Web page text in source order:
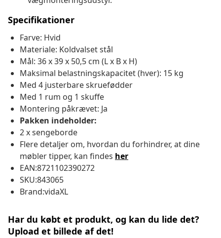
Specifikationer
Farve: Hvid
Materiale: Koldvalset stål
Mål: 36 x 39 x 50,5 cm (L x B x H)
Maksimal belastningskapacitet (hver): 15 kg
Med 4 justerbare skruefødder
Med 1 rum og 1 skuffe
Montering påkrævet: Ja
Pakken indeholder:
2 x sengeborde
Flere detaljer om, hvordan du forhindrer, at dine
møbler tipper, kan findes her
EAN:8721102390272
SKU:843065
Brand:vidaXL
Har du købt et produkt, og kan du lide det?
Upload et billede af det!